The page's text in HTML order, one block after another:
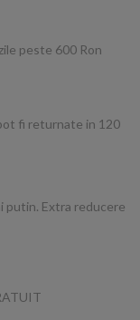
peste 600 Ron
fi returnate in 120
putin. Extra reducere